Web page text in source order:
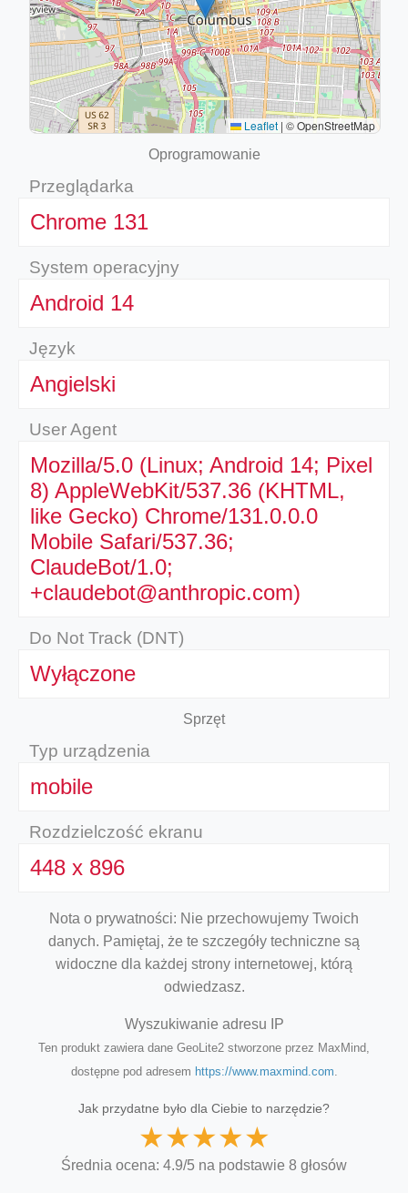
Leaflet | © OpenStreetMap
Oprogramowanie
Przeglądarka
Chrome 131
System operacyjny
Android 14
Język
Angielski
User Agent
Mozilla/5.0 (Linux; Android 14; Pixel
8) AppleWebKit/537.36 (KHTML,
like Gecko) Chrome/131.0.0.0
Mobile Safari/537.36;
ClaudeBot/1.0;
+claudebot@anthropic.com)
Do Not Track (DNT)
Wyłączone
Sprzęt
Typ urządzenia
mobile
Rozdzielczość ekranu
448 x 896
Nota o prywatności: Nie przechowujemy Twoich
danych. Pamiętaj, że te szczegóły techniczne są
widoczne dla każdej strony internetowej, którą
odwiedzasz.
Wyszukiwanie adresu IP
Ten produkt zawiera dane GeoLite2 stworzone przez MaxMind,
dostępne pod adresem https://www.maxmind.com.
Jak przydatne było dla Ciebie to narzędzie?
★★★★★
Średnia ocena: 4.9/5 na podstawie 8 głosów